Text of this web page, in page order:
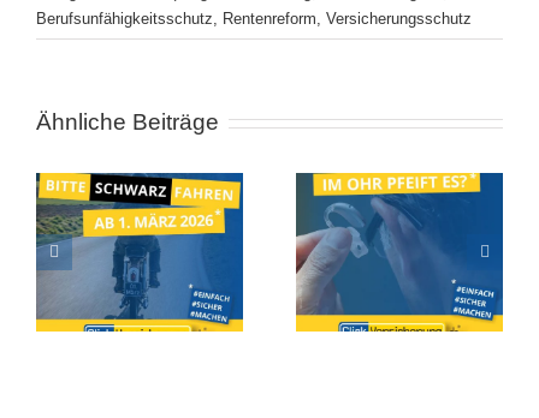
Berufsunfähigkeitsschutz, Rentenreform, Versicherungsschutz
Ähnliche Beiträge